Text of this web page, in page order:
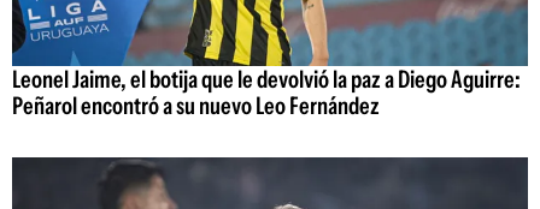
Leonel Jaime, el botija que le devolvió la paz a Diego Aguirre:
Peñarol encontró a su nuevo Leo Fernández